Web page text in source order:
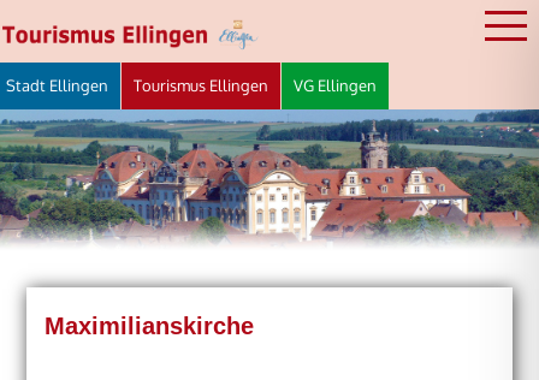
Inhalt
springen
STADT ELLINGEN
Stadt Ellingen Tourismus Ellingen VG Ellingen
Maximilianskirche